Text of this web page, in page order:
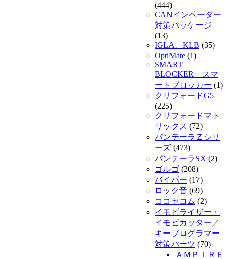
(444)
CANインベーダー
対策パッケージ
(13)
IGLA、KLB (35)
OptiMate (1)
SMART
BLOCKER スマ
ートブロッカー (1)
クリフォードG5
(225)
クリフォードマト
リックス (72)
パンテーラＺシリ
ーズ (473)
パンテーラSX (2)
ゴルゴ (208)
バイパー (17)
ロック音 (69)
ココセコム (2)
イモビライザー・
イモビカッター／
キープログラマー
対策パーツ (70)
ＡＭＰＩＲＥ